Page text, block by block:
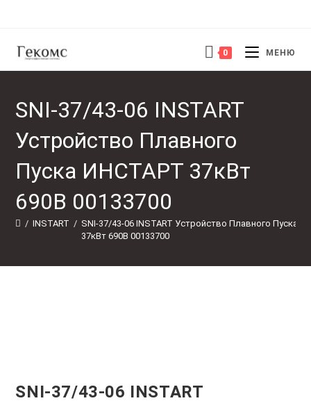
0 МЕНЮ
SNI-37/43-06 INSTART
Устройство Плавного
Пуска ИНСТАРТ 37кВт
690В 00133700
/ INSTART / SNI-37/43-06 INSTART Устройство Плавного Пуска
37кВт 690В 00133700
SNI-37/43-06 INSTART